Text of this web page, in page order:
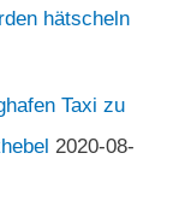
hätscheln
Taxi zu
2020-08-